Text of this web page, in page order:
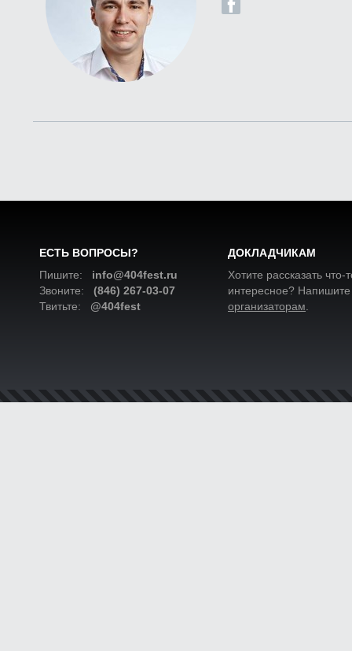
ЕСТЬ ВОПРОСЫ?
Пишите: info@404fest.ru
Звоните: (846) 267-03-07
Твитьте: @404fest
ДОКЛАДЧИКАМ
Хотите рассказать что-
интересное?
организаторам